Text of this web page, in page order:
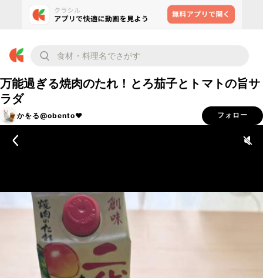
万能過ぎる焼肉のたれ！とろ茄子とトマトの旨サ
ラダ
かをる@obento❤︎ フォロー